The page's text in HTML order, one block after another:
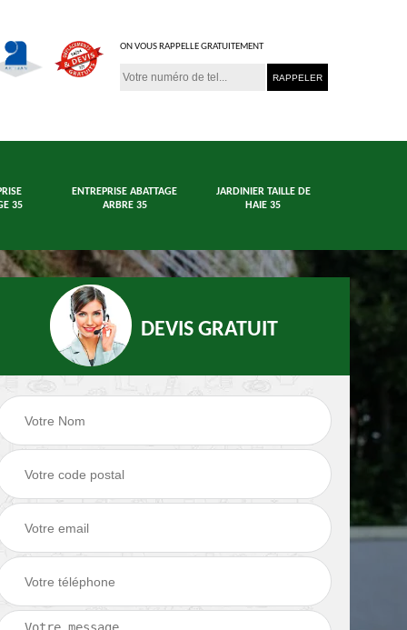
ON VOUS RAPPELLE GRATUITEMENT
35
ENTREPRISE ABATTAGE
ARBRE 35
JARDINIER TAILLE DE
HAIE 35
arbre et haie
Jardinier 35
DEVIS GRATUIT